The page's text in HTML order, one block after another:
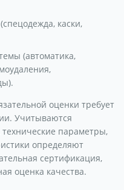
каски,
(автоматика,
оценки требует
Учитываются
параметры,
определяют
сертификация,
оценка качества.